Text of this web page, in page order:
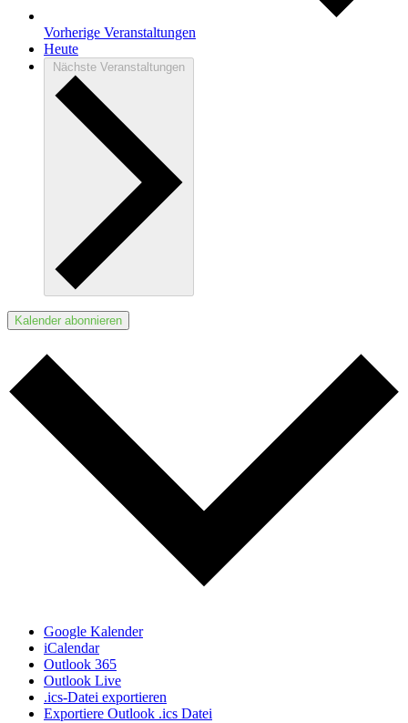
Vorherige Veranstaltungen
Heute
Nächste Veranstaltungen
Kalender abonnieren
Google Kalender
iCalendar
Outlook 365
Outlook Live
.ics-Datei exportieren
Exportiere Outlook .ics Datei